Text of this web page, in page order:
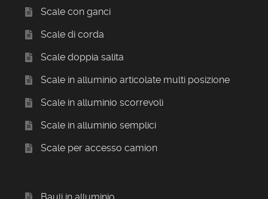
Scale con ganci
Scale di corda
Scale doppia salita
Scale in alluminio articolate multi posizione
Scale in alluminio scorrevoli
Scale in alluminio semplici
Scale per accesso camion